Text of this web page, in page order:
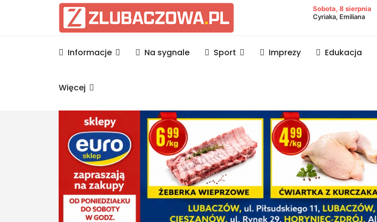
Informacje Lubaczów, powiat lubaczowski
Sobota, 8 sierpnia
Cyriaka, Emiliana
Informacje Na sygnale Sport Imprezy Edukacja
Więcej